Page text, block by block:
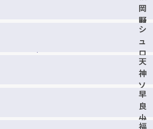
手
門
病
院
前
店
岡
野
間
店
シ
ュ
ロ
ア
モ
ー
ル
筑
紫
天
神
ソ
ラ
リ
ア
早
良
小
福